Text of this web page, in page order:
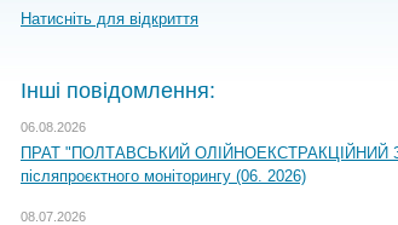
Натисніть для відкриття
Інші повідомлення:
06.08.2026
ПРАТ "ПОЛТАВСЬКИЙ ОЛІЙНОЕКСТРАКЦІЙНИЙ
післяпроєктного моніторингу (06. 2026)
08.07.2026